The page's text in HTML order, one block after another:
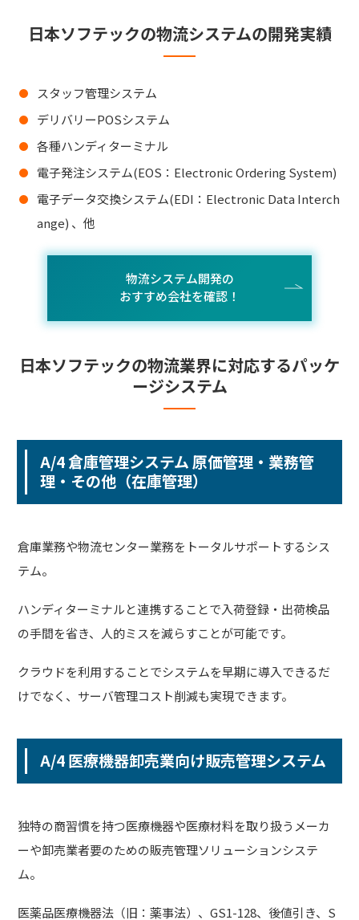
日本ソフテックの物流システムの開発実績
スタッフ管理システム
デリバリーPOSシステム
各種ハンディターミナル
電子発注システム(EOS：Electronic Ordering System)
電子データ交換システム(EDI：Electronic Data Interch
ange) 、他
物流システム開発の
おすすめ会社を確認！
日本ソフテックの物流業界に対応するパッケ
ージシステム
A/4 倉庫管理システム 原価管理・業務管
理・その他（在庫管理）
倉庫業務や物流センター業務をトータルサポートするシス
テム。
ハンディターミナルと連携することで入荷登録・出荷検品
の手間を省き、人的ミスを減らすことが可能です。
クラウドを利用することでシステムを早期に導入できるだ
けでなく、サーバ管理コスト削減も実現できます。
A/4 医療機器卸売業向け販売管理システム
独特の商習慣を持つ医療機器や医療材料を取り扱うメーカ
ーや卸売業者要のための販売管理ソリューションシステ
ム。
医薬品医療機器法（旧：薬事法）、GS1-128、後値引き、S